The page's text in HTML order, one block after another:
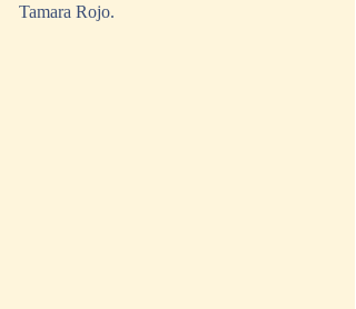
Tamara Rojo.